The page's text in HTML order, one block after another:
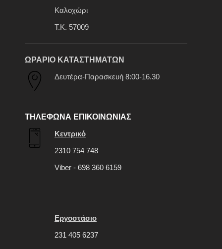
Καλοχώρι
Τ.Κ. 57009
ΩΡΑΡΙΟ ΚΑΤΑΣΤΗΜΑΤΩΝ
Δευτέρα-Παρασκευή 8:00-16.30
ΤΗΛΕΦΩΝΑ ΕΠΙΚΟΙΝΩΝΙΑΣ
Κεντρικό
2310 754 748
Viber - 698 360 6159
Εργοστάσιο
231 405 6237